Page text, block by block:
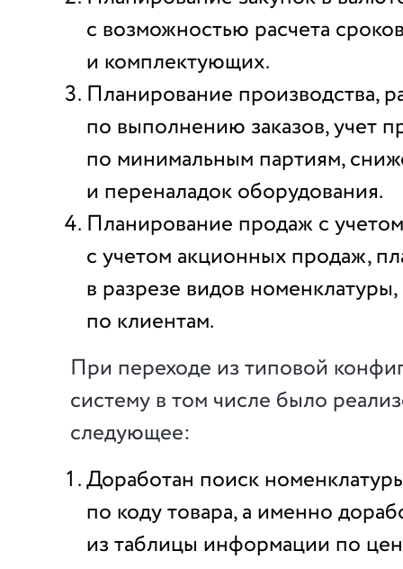
с возможностью расчета
и комплектующих.
Планирование производства,
по выполнению заказов, учет
по минимальным партиям,
и переналадок оборудования.
Планирование продаж с
с учетом акционных продаж,
в разрезе видов
по клиентам.
При переходе из типовой
систему в том числе было
следующее:
Доработан поиск
по коду товара, а именно
из таблицы информации по